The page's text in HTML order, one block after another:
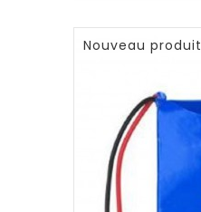
Nouveau produit